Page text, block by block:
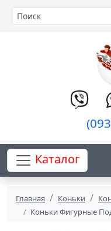
Каталог
Главная Коньки
Коньки Фигурные